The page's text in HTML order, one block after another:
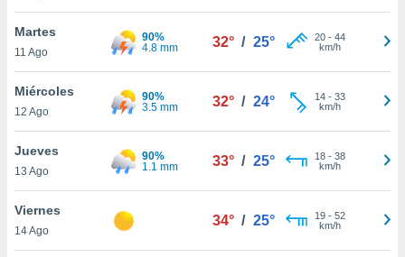
de
Martes
11 Ago
90%
4.8 mm
32° / 25° 20- 44
km/h
Miércoles
12 Ago
90%
3.5 mm
32° / 24° 14- 33
km/h
Jueves
13 Ago
90%
1.1 mm
33° / 25° 18- 38
km/h
Viernes
14 Ago
34° / 25° 19- 52
km/h